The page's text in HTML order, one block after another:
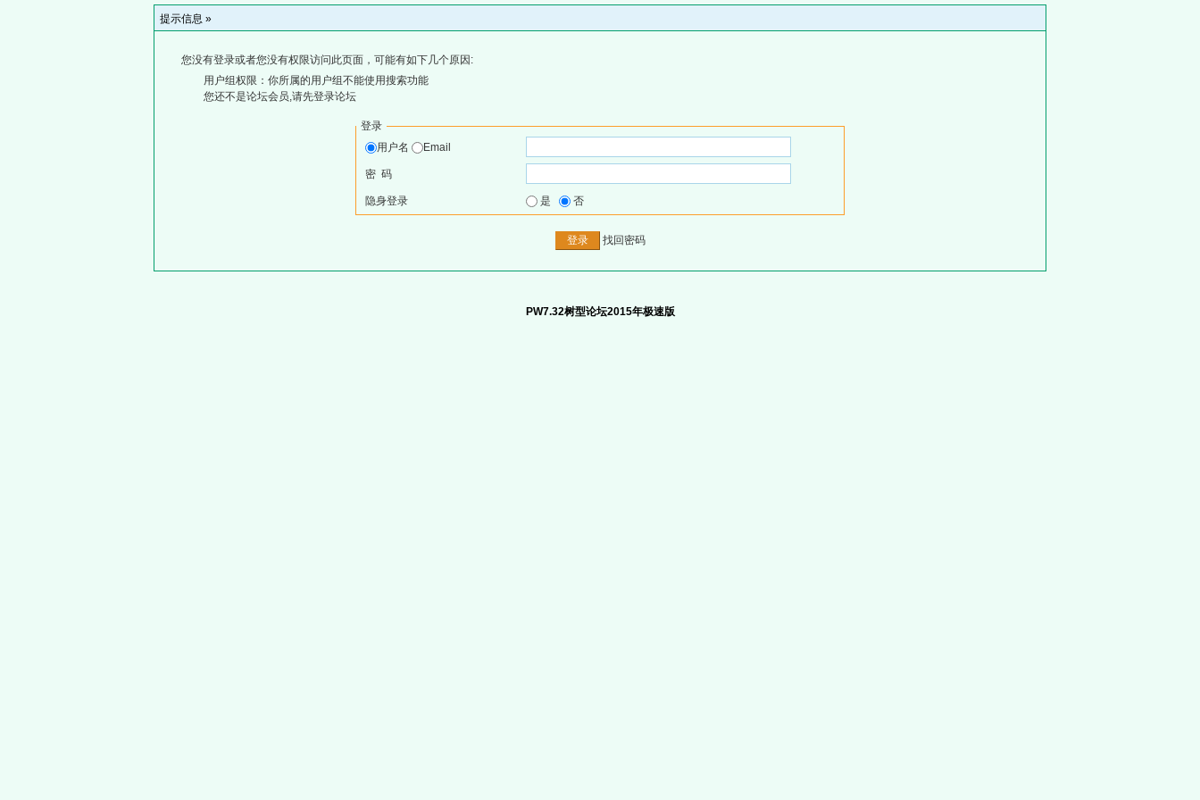
提示信息 »
您没有登录或者您没有权限访问此页面，可能有如下几个原因:
用户组权限：你所属的用户组不能使用搜索功能
您还不是论坛会员,请先登录论坛
登录
用户名
Email
密 码
隐身登录 是 否
找回密码
PW7.32树型论坛2015年极速版